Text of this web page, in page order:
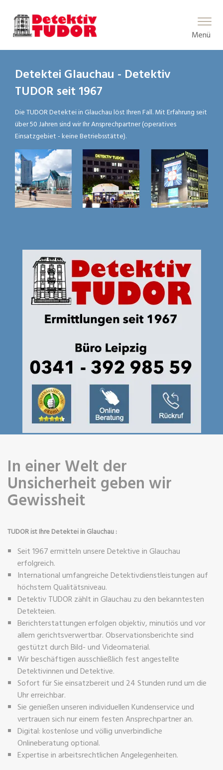
Main Menu
Menü
Detektei Glauchau - Detektiv
TUDOR seit 1967
Die TUDOR Detektei in Glauchau löst Ihren Fall. Mit Erfahrung seit
über 50 Jahren sind wir Ihr Ansprechpartner (operatives
Einsatzgebiet - keine Betriebsstätte).
In einer Welt der
Unsicherheit geben wir
Gewissheit
TUDOR ist Ihre Detektei in Glauchau :
Seit 1967 ermitteln unsere Detektive in Glauchau
erfolgreich.
International umfangreiche Detektivdienstleistungen auf
höchstem Qualitätsniveau.
Detektiv TUDOR zählt in Glauchau zu den bekanntesten
Detekteien.
Berichterstattungen erfolgen objektiv, minutiös und vor
allem gerichtsverwertbar. Observationsberichte sind
gestützt durch Bild- und Videomaterial.
Wir beschäftigen ausschließlich fest angestellte
Detektivinnen und Detektive.
Sofort für Sie einsatzbereit und 24 Stunden rund um die
Uhr erreichbar.
Sie genießen unseren individuellen Kundenservice und
vertrauen sich nur einem festen Ansprechpartner an.
Digital: kostenlose und völlig unverbindliche
Onlineberatung optional.
Expertise in arbeitsrechtlichen Angelegenheiten.